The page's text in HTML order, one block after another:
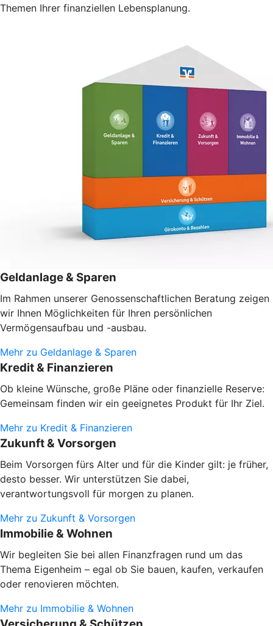
Themen Ihrer finanziellen Lebensplanung.
Geldanlage & Sparen
Im Rahmen unserer Genossenschaftlichen Beratung zeigen
wir Ihnen Möglichkeiten für Ihren persönlichen
Vermögensaufbau und -ausbau.
Mehr zu Geldanlage & Sparen
Kredit & Finanzieren
Ob kleine Wünsche, große Pläne oder finanzielle Reserve:
Gemeinsam finden wir ein geeignetes Produkt für Ihr Ziel.
Mehr zu Kredit & Finanzieren
Zukunft & Vorsorgen
Beim Vorsorgen fürs Alter und für die Kinder gilt: je früher,
desto besser. Wir unterstützen Sie dabei,
verantwortungsvoll für morgen zu planen.
Mehr zu Zukunft & Vorsorgen
Immobilie & Wohnen
Wir begleiten Sie bei allen Finanzfragen rund um das
Thema Eigenheim – egal ob Sie bauen, kaufen, verkaufen
oder renovieren möchten.
Mehr zu Immobilie & Wohnen